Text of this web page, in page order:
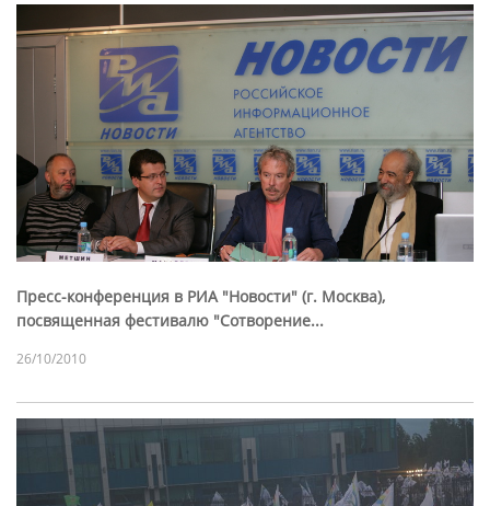
Пресс-конференция в РИА "Новости" (г. Москва),
посвященная фестивалю "Сотворение...
26/10/2010